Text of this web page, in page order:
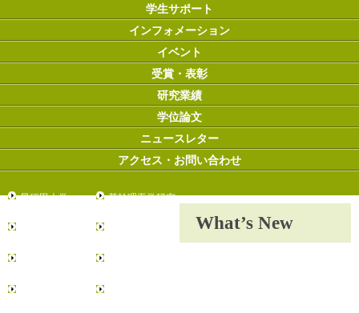
学生サポート
インフォメーション
イベント
受賞・表彰
研究業績
学位論文
ニュースレター
アクセス・お問い合わせ
早稲田大学
基幹理工学研究
What’s New